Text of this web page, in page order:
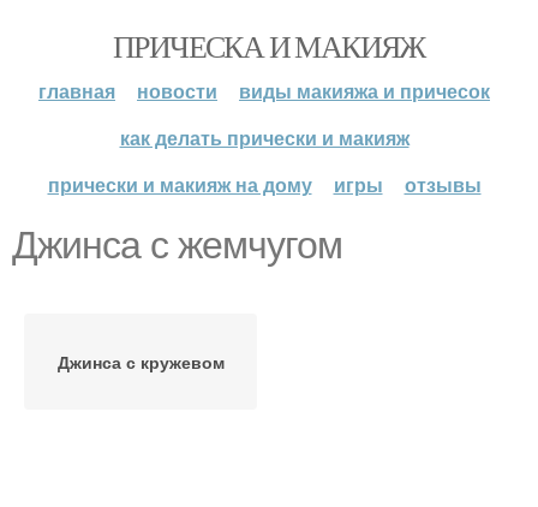
ПРИЧЕСКА И МАКИЯЖ
главная новости
виды макияжа и причесок
как делать прически и макияж
прически и макияж на дому
игры отзывы
Джинса с жемчугом
Джинса с кружевом